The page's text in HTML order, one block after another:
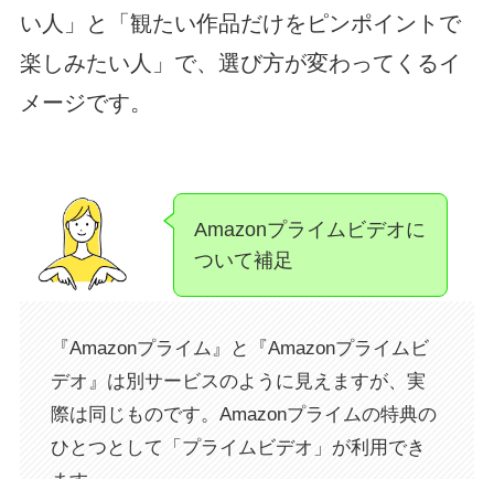
い人」と「観たい作品だけをピンポイントで
楽しみたい人」で、選び方が変わってくるイ
メージです。
Amazonプライムビデオに
ついて補足
『Amazonプライム』と『Amazonプライムビ
デオ』は別サービスのように見えますが、実
際は同じものです。Amazonプライムの特典の
ひとつとして「プライムビデオ」が利用でき